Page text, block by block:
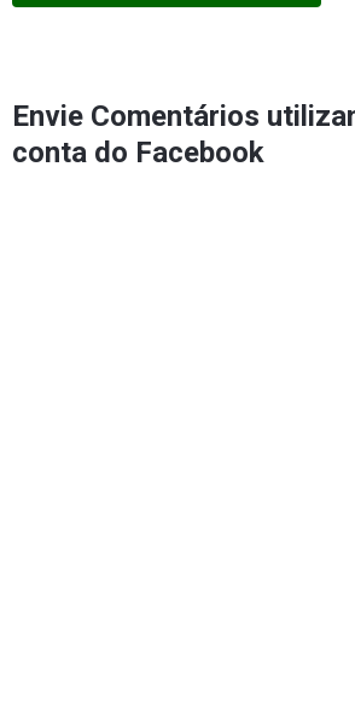
Envie Comentários
conta do Facebook